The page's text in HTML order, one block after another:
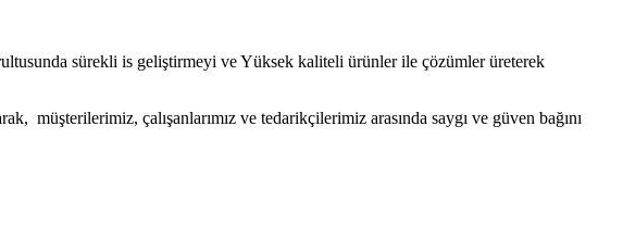
sürekli is geliştirmeyi ve Yüksek kaliteli ürünler ile çözümler üreterek
müşterilerimiz, çalışanlarımız ve tedarikçilerimiz arasında saygı ve güven bağını